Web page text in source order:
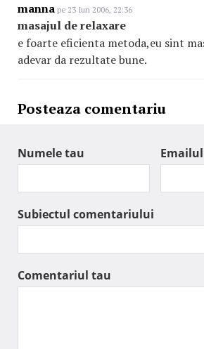
manna pe 23 Iun 2006, 22:36
masajul de relaxare
e foarte eficienta metoda,eu sint
adevar da rezultate bune.
Posteaza comentariu
Numele tau
Subiectul comentariului
Comentariul tau